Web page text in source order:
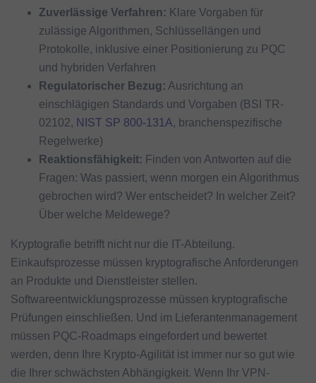
Zuverlässige Verfahren: Klare Vorgaben für
zulässige Algorithmen, Schlüssellängen und
Protokolle, inklusive einer Positionierung zu PQC
und hybriden Verfahren
Regulatorischer Bezug: Ausrichtung an
einschlägigen Standards und Vorgaben (BSI TR-
02102, NIST SP 800-131A, branchenspezifische
Regelwerke)
Reaktionsfähigkeit: Finden von Antworten auf die
Fragen: Was passiert, wenn morgen ein Algorithmus
gebrochen wird? Wer entscheidet? In welcher Zeit?
Über welche Meldewege?
Kryptografie betrifft nicht nur die IT-Abteilung.
Einkaufsprozesse müssen kryptografische Anforderungen
an Produkte und Dienstleister stellen.
Softwareentwicklungsprozesse müssen kryptografische
Prüfungen einschließen. Und im Lieferantenmanagement
müssen PQC-Roadmaps eingefordert und bewertet
werden, denn Ihre Krypto-Agilität ist immer nur so gut wie
die Ihrer schwächsten Abhängigkeit. Wenn Ihr VPN-